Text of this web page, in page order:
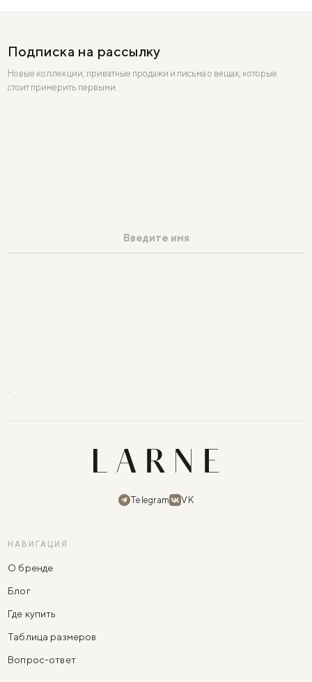
Подписка на рассылку
Новые коллекции, приватные продажи и письма о вещах, которые
стоит примерить первыми.
Telegram VK
НАВИГАЦИЯ
О бренде
Блог
Где купить
Таблица размеров
Вопрос-ответ